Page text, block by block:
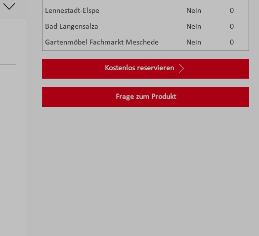
Lennestadt-Elspe
Nein
0
Bad Langensalza
Nein
0
Gartenmöbel Fachmarkt Meschede
Nein 0
Kostenlos reservieren
Frage zum Produkt